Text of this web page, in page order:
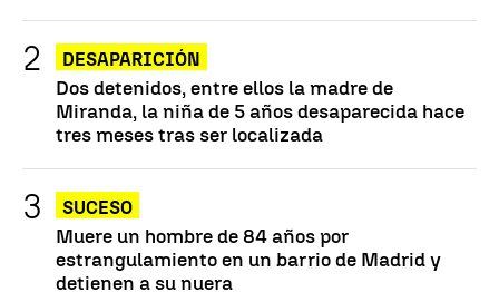
DESAPARICIÓN
Dos detenidos, entre ellos la madre de
Miranda, la niña de 5 años desaparecida hace
tres meses tras ser localizada
SUCESO
Muere un hombre de 84 años por
estrangulamiento en un barrio de Madrid y
detienen a su nuera